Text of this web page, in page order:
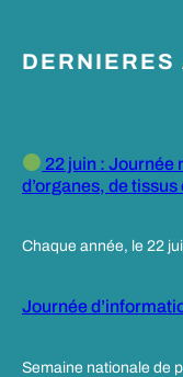
DERNIERES
22 juin : Journée
d’organes, de tissus
Chaque année, le 22
Journée
Semaine nationale de